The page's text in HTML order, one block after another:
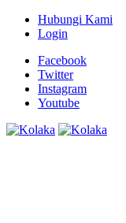
Hubungi Kami
Login
Facebook
Twitter
Instagram
Youtube